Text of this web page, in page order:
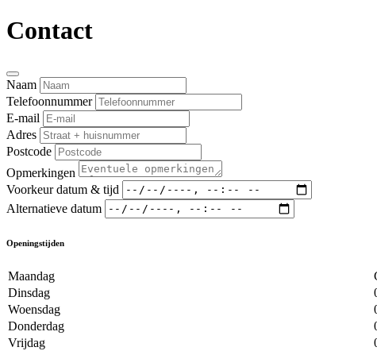
Contact
Naam
Telefoonnummer
E-mail
Adres
Postcode
Opmerkingen
Voorkeur datum & tijd
Alternatieve datum
Openingstijden
Maandag
Dinsdag
Woensdag
Donderdag
Vrijdag